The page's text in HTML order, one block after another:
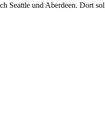
Seattle und Aberdeen. Dort